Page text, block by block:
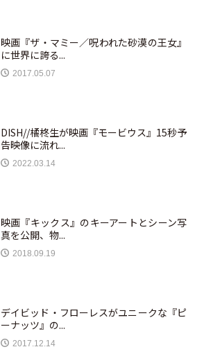
映画『ザ・マミー／呪われた砂漠の王女』
に世界に誇る...
2017.05.07
DISH//橘柊生が映画『モービウス』15秒予
告映像に流れ...
2022.03.14
映画『キックス』のキーアートとシーン写
真を公開、物...
2018.09.19
デイビッド・フローレスがユニークな『ピ
ーナッツ』の...
2017.12.14